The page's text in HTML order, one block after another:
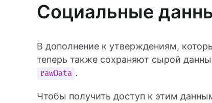
Социальные
В дополнение к утверждениям,
теперь также сохраняют сырой
rawData .
Чтобы получить доступ к этим